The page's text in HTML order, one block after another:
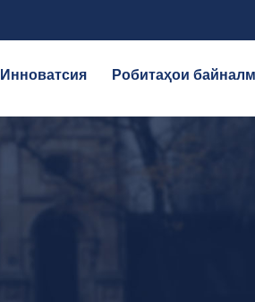
Инноватсия Робитаҳои